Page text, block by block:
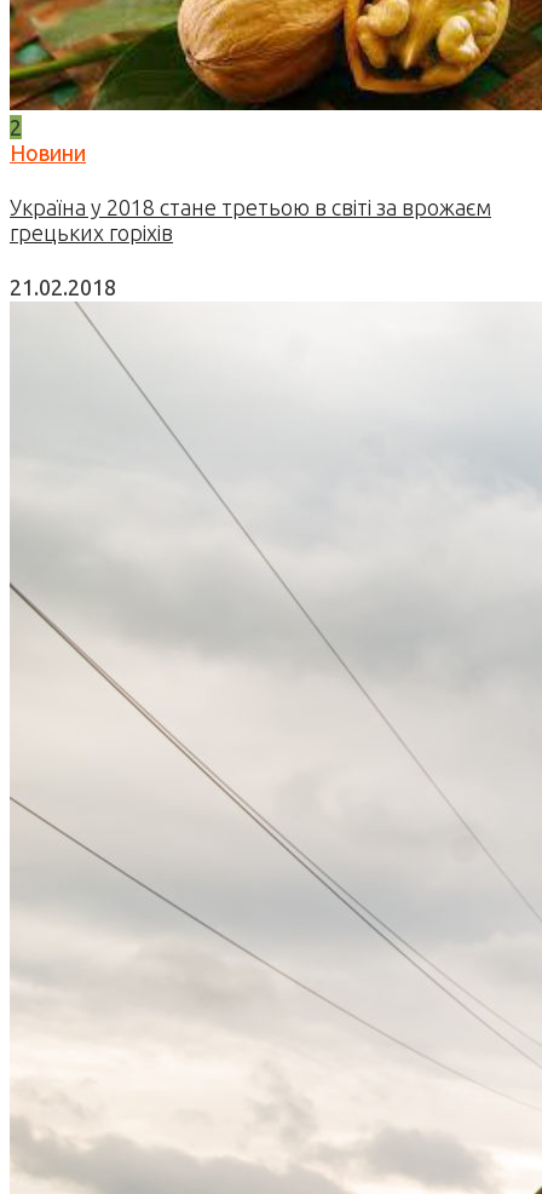
2
Новини
Україна у 2018 стане третьою в світі за врожаєм
грецьких горіхів
21.02.2018